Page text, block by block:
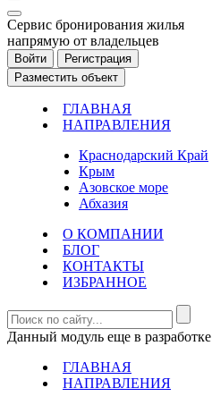
Cервис бронирования жилья
напрямую от владельцев
Войти
Регистрация
Разместить объект
ГЛАВНАЯ
НАПРАВЛЕНИЯ
Краснодарский Край
Крым
Азовское море
Абхазия
О КОМПАНИИ
БЛОГ
КОНТАКТЫ
ИЗБРАННОЕ
Данный модуль еще в разработке
ГЛАВНАЯ
НАПРАВЛЕНИЯ